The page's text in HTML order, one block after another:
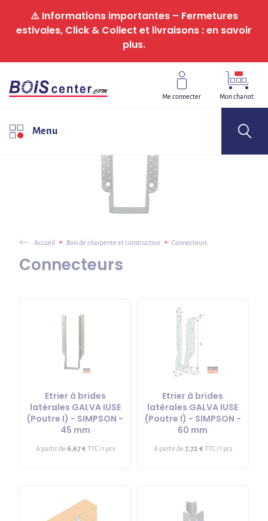
⚠️ Informations importantes – Fermetures
estivales, Click & Collect et livraisons : en savoir
plus.
Me connecter Mon chariot
Menu
Accueil Bois de charpente et construction Connecteurs
Connecteurs
Etrier à brides
latérales GALVA IUSE
(Poutre I) - SIMPSON -
45 mm
A partir de 6,67 € TTC / 1 pcs
Etrier à brides
latérales GALVA IUSE
(Poutre I) - SIMPSON -
60 mm
A partir de 7,72 € TTC / 1 pcs